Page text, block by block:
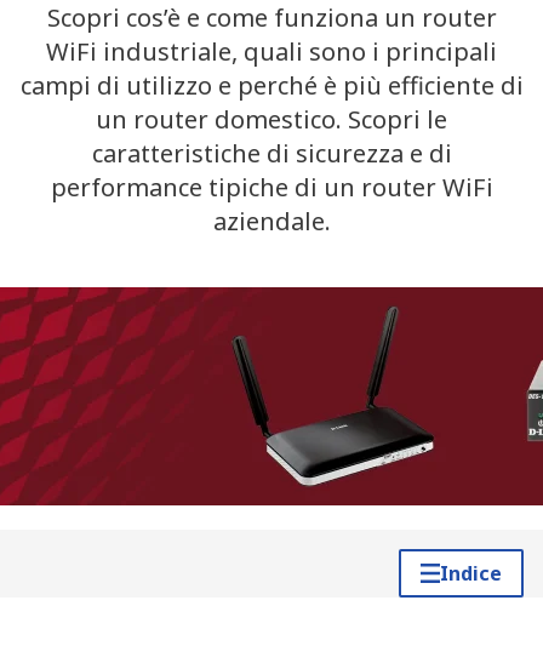
Scopri cos’è e come funziona un router
WiFi industriale, quali sono i principali
campi di utilizzo e perché è più efficiente di
un router domestico. Scopri le
caratteristiche di sicurezza e di
performance tipiche di un router WiFi
aziendale.
Indice